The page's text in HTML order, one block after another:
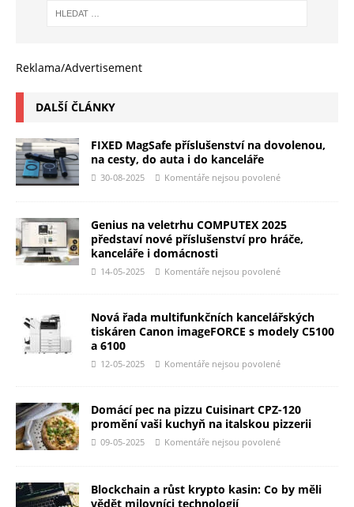
Reklama/Advertisement
DALŠÍ ČLÁNKY
FIXED MagSafe příslušenství na dovolenou,
na cesty, do auta i do kanceláře
30-08-2025 Komentáře nejsou povolené
Genius na veletrhu COMPUTEX 2025
představí nové příslušenství pro hráče,
kanceláře i domácnosti
14-05-2025 Komentáře nejsou povolené
Nová řada multifunkčních kancelářských
tiskáren Canon imageFORCE s modely C5100
a 6100
12-05-2025 Komentáře nejsou povolené
Domácí pec na pizzu Cuisinart CPZ-120
promění vaši kuchyň na italskou pizzerii
09-05-2025 Komentáře nejsou povolené
Blockchain a růst krypto kasin: Co by měli
vědět milovníci technologií